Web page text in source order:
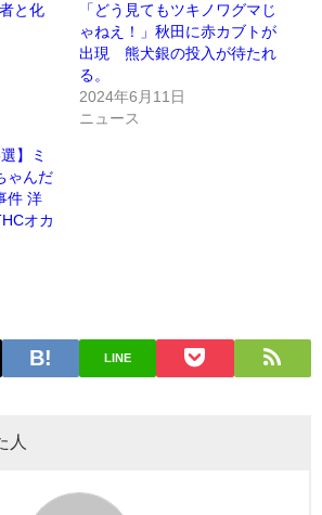
と化
「どう見てもツキノワグマじ
ゃねえ！」秋田に赤カブトが
出現 熊犬銀の投入が待たれ
る。
2024年6月11日
ニュース
】ミ
ゃんだ
件 洋
オカ
LINE
人